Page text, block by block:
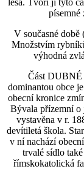
lesa. Tvoří ji tyto
V současné době
Množstvím
výhodná
Část DUBNÉ
dominantou obce
obecní kronice
Bývala přízemní o
vystavěna v r.
devítiletá škola.
v ní nachází
trvalé sídlo
římskokatolická